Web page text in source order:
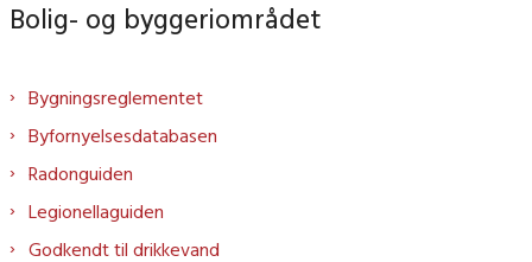
Bolig- og byggeriområdet
Bygningsreglementet
Byfornyelsesdatabasen
Radonguiden
Legionellaguiden
Godkendt til drikkevand